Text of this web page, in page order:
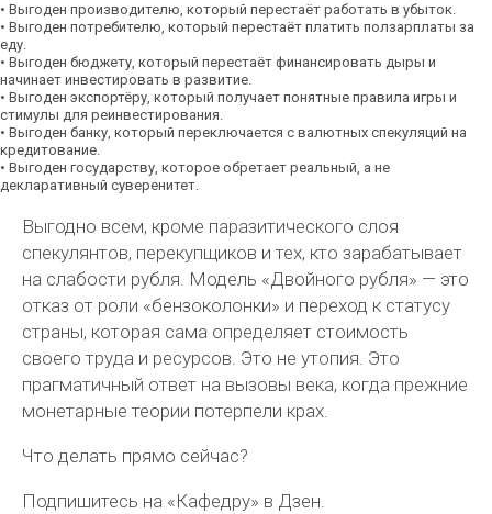
• Выгоден производителю, который перестаёт работать в убыток.
• Выгоден потребителю, который перестаёт платить ползарплаты за
еду.
• Выгоден бюджету, который перестаёт финансировать дыры и
начинает инвестировать в развитие.
• Выгоден экспортёру, который получает понятные правила игры и
стимулы для реинвестирования.
• Выгоден банку, который переключается с валютных спекуляций на
кредитование.
• Выгоден государству, которое обретает реальный, а не
декларативный суверенитет.
Выгодно всем, кроме паразитического слоя
спекулянтов, перекупщиков и тех, кто зарабатывает
на слабости рубля. Модель «Двойного рубля» — это
отказ от роли «бензоколонки» и переход к статусу
страны, которая сама определяет стоимость
своего труда и ресурсов. Это не утопия. Это
прагматичный ответ на вызовы века, когда прежние
монетарные теории потерпели крах.
Что делать прямо сейчас?
Подпишитесь на «Кафедру» в Дзен.